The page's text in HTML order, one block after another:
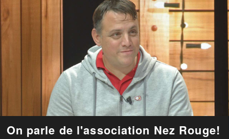
On parle de l'association Nez Rouge!